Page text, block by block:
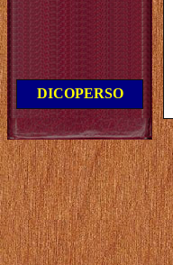
DICOPERSO